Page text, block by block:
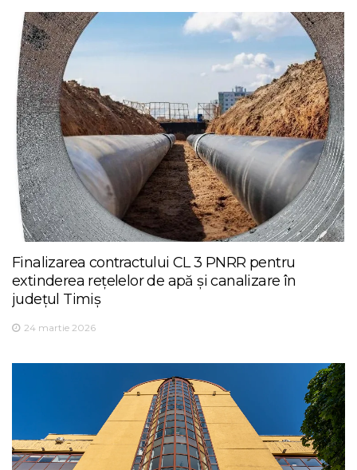
Finalizarea contractului CL 3 PNRR pentru
extinderea rețelelor de apă și canalizare în
județul Timiș
24 martie 2026